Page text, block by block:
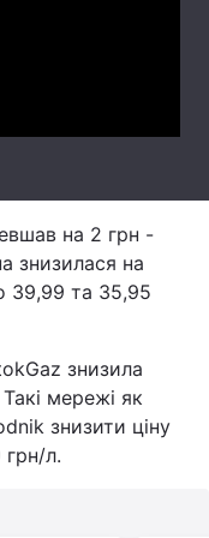
на 2 грн -
знизилася на
39,99 та 35,95
знизила
мережі як
знизити ціну
л.